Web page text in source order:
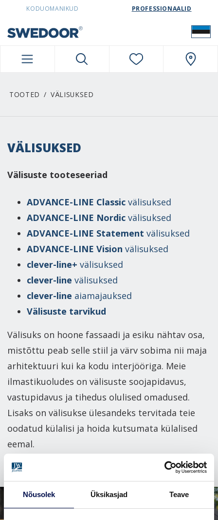
Nõusolek Üksikasjad Teave
SWEDOORESTONIA NAVIGATION
KODUOMANIKUD PROFESSIONAALID
TOOTED VÄLISUKSED
VÄLISUKSED
Välisuste tooteseeriad
ADVANCE-LINE Classic välisuksed
ADVANCE-LINE Nordic välisuksed
ADVANCE-LINE Statement välisuksed
ADVANCE-LINE Vision välisuksed
clever-line+ välisuksed
clever-line välisuksed
clever-line aiamajauksed
Välisuste tarvikud
Välisuks on hoone fassaadi ja esiku nähtav osa,
mistõttu peab selle stiil ja värv sobima nii maja
arhitektuuri kui ka kodu interjööriga. Meie
ilmastikuoludes on välisuste soojapidavus,
vastupidavus ja tihedus olulised omadused.
Lisaks on välisukse ülesandeks tervitada teie
oodatud külalisi ja hoida kutsumata külalised
eemal.